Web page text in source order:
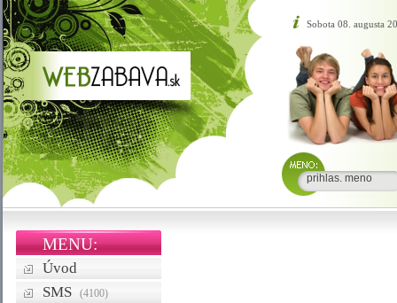
Sobota 08. augusta
MENU:
Úvod
SMS
(4100)